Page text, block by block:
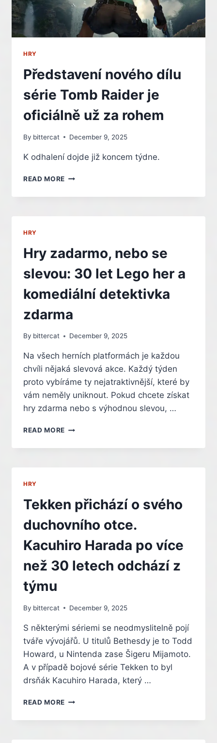
HRY
Představení nového dílu
série Tomb Raider je
oficiálně už za rohem
By bittercat December 9, 2025
K odhalení dojde již koncem týdne.
READ MORE PŘEDSTAVENÍ
DÍLU
OFICIÁLNĚ
UŽ
ROHEM
HRY
Hry zadarmo, nebo se
slevou: 30 let Lego her a
komediální detektivka
zdarma
By bittercat December 9, 2025
Na všech herních platformách je každou
chvíli nějaká slevová akce. Každý týden
proto vybíráme ty nejatraktivnější, které by
vám neměly uniknout. Pokud chcete získat
hry zdarma nebo s výhodnou slevou, …
READ MORE HRY
NEBO
LEGO
HER
KOMEDIÁLNÍ
DETEKTIVKA
ZDARMA
HRY
Tekken přichází o svého
duchovního otce.
Kacuhiro Harada po více
než 30 letech odchází z
týmu
By bittercat December 9, 2025
S některými sériemi se neodmyslitelně pojí
tváře vývojářů. U titulů Bethesdy je to Todd
Howard, u Nintenda zase Šigeru Mijamoto.
A v případě bojové série Tekken to byl
drsňák Kacuhiro Harada, který …
READ MORE TEKKEN
O